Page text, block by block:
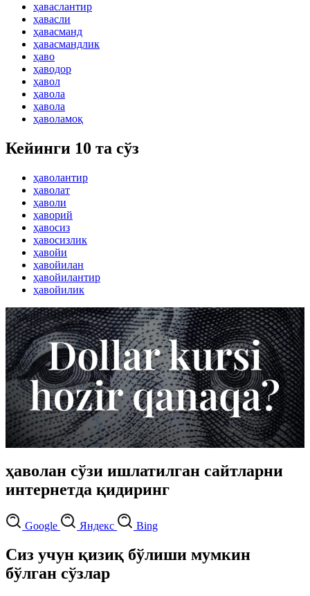
ҳаваслантир
ҳавасли
ҳавасманд
ҳавасмандлик
ҳаво
ҳаводор
ҳавол
ҳавола
ҳавола
ҳаволамоқ
Кейинги 10 та сўз
ҳаволантир
ҳаволат
ҳаволи
ҳаворий
ҳавосиз
ҳавосизлик
ҳавойи
ҳавойилан
ҳавойилантир
ҳавойилик
ҳаволан сўзи ишлатилган сайтларни
интернетда қидиринг
Google Яндекс Bing
Сиз учун қизиқ бўлиши мумкин
бўлган сўзлар